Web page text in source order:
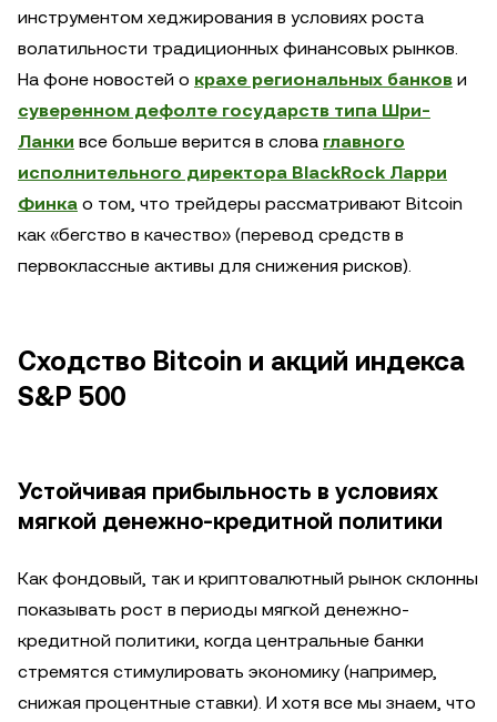
инструментом хеджирования в условиях роста
волатильности традиционных финансовых рынков.
На фоне новостей о крахе региональных банков и
суверенном дефолте государств типа Шри-
Ланки все больше верится в слова главного
исполнительного директора BlackRock Ларри
Финка о том, что трейдеры рассматривают Bitcoin
как «бегство в качество» (перевод средств в
первоклассные активы для снижения рисков).
Сходство Bitcoin и акций индекса
S&P 500
Устойчивая прибыльность в условиях
мягкой денежно-кредитной политики
Как фондовый, так и криптовалютный рынок склонны
показывать рост в периоды мягкой денежно-
кредитной политики, когда центральные банки
стремятся стимулировать экономику (например,
снижая процентные ставки). И хотя все мы знаем, что